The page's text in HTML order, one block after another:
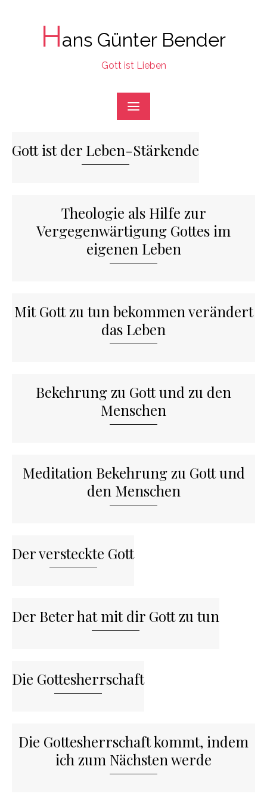
Hans Günter Bender
Gott ist Lieben
Gott ist der Leben-Stärkende
Theologie als Hilfe zur
Vergegenwärtigung Gottes im
eigenen Leben
Mit Gott zu tun bekommen verändert
das Leben
Bekehrung zu Gott und zu den
Menschen
Meditation Bekehrung zu Gott und
den Menschen
Der versteckte Gott
Der Beter hat mit dir Gott zu tun
Die Gottesherrschaft
Die Gottesherrschaft kommt, indem
ich zum Nächsten werde